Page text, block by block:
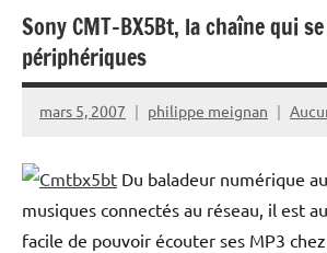
Sony CMT-BX5Bt, la chaîne qui
périphériques
mars 5, 2007 philippe meignan
Du baladeur numérique
musiques connectés au réseau, il est
facile de pouvoir écouter ses MP3